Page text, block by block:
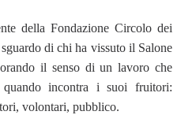
della Fondazione Circolo dei
di chi ha vissuto il Salone
il senso di un lavoro che
quando incontra i suoi fruitori:
volontari, pubblico.